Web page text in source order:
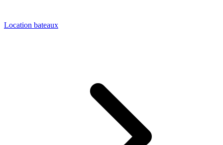
Location bateaux